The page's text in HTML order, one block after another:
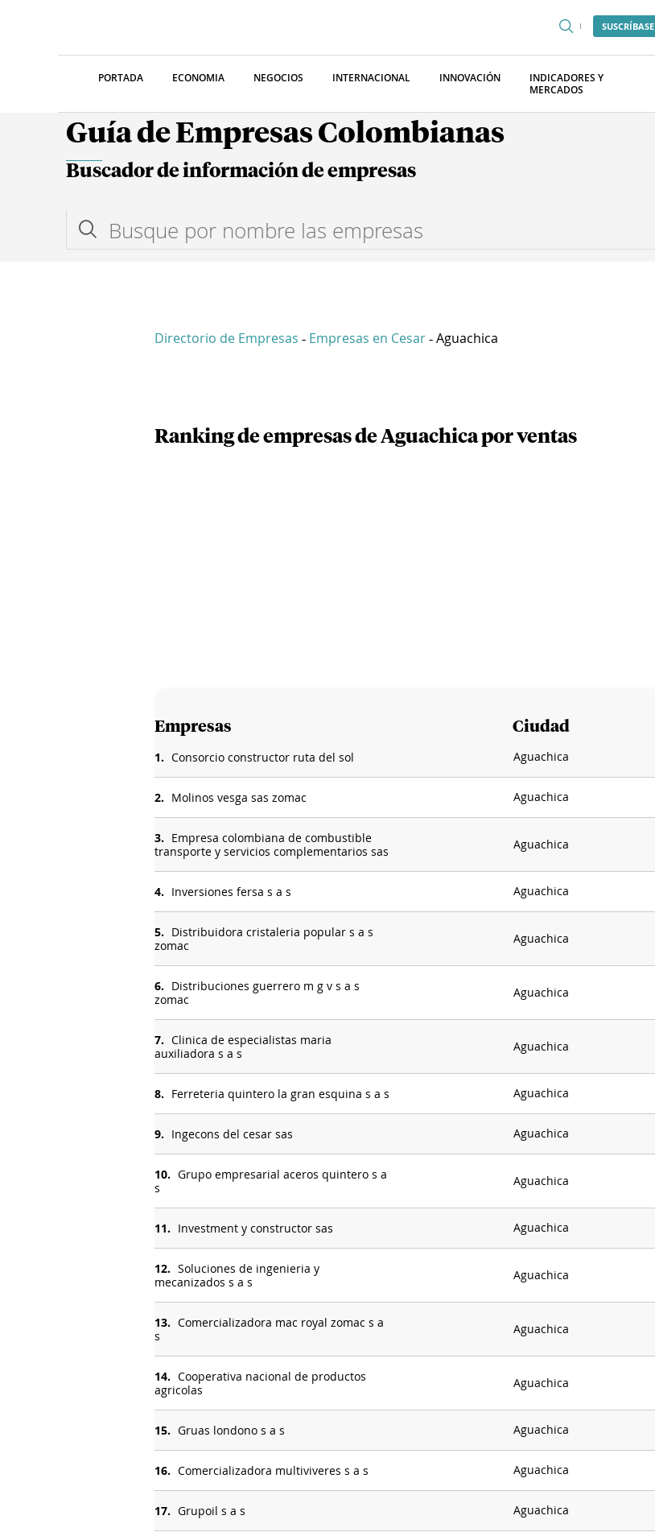
SUSCRÍBASE
PORTADA ECONOMIA NEGOCIOS INTERNACIONAL INNOVACIÓN
INDICADORES Y
MERCADOS
Guía de Empresas Colombianas
Buscador de información de empresas
Directorio de Empresas - Empresas en Cesar - Aguachica
Ranking de empresas de Aguachica por ventas
Empresas Ciudad
1. Consorcio constructor ruta del sol Aguachica
2. Molinos vesga sas zomac Aguachica
3. Empresa colombiana de combustible
transporte y servicios complementarios sas
Aguachica
4. Inversiones fersa s a s Aguachica
5. Distribuidora cristaleria popular s a s
zomac
Aguachica
6. Distribuciones guerrero m g v s a s
zomac
Aguachica
7. Clinica de especialistas maria
auxiliadora s a s
Aguachica
8. Ferreteria quintero la gran esquina s a s Aguachica
9. Ingecons del cesar sas Aguachica
10. Grupo empresarial aceros quintero s a
s
Aguachica
11. Investment y constructor sas Aguachica
12. Soluciones de ingenieria y
mecanizados s a s
Aguachica
13. Comercializadora mac royal zomac s a
s
Aguachica
14. Cooperativa nacional de productos
agricolas
Aguachica
15. Gruas londono s a s Aguachica
16. Comercializadora multiviveres s a s Aguachica
17. Grupoil s a s Aguachica